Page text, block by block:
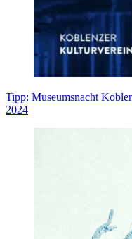
Tipp: Museumsnacht
2024